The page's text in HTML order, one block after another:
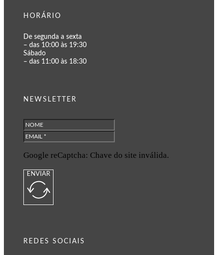
HORÁRIO
De segunda a sexta
– das 10:00 às 19:30
Sábado
– das 11:00 às 18:30
NEWSLETTER
Google reCaptcha: Chave do site inválida.
ENVIAR
REDES SOCIAIS